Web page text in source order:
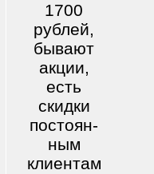
1700
рублей,
бывают
акции,
есть
скидки
постоян-
ным
клиентам